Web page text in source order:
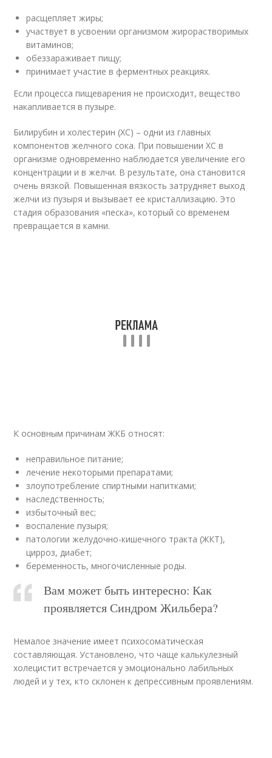
расщепляет жиры;
участвует в усвоении организмом жирорастворимых
витаминов;
обеззараживает пищу;
принимает участие в ферментных реакциях.
Если процесса пищеварения не происходит, вещество
накапливается в пузыре.
Билирубин и холестерин (ХС) – одни из главных
компонентов желчного сока. При повышении ХС в
организме одновременно наблюдается увеличение его
концентрации и в желчи. В результате, она становится
очень вязкой. Повышенная вязкость затрудняет выход
желчи из пузыря и вызывает ее кристаллизацию. Это
стадия образования «песка», который со временем
превращается в камни.
К основным причинам ЖКБ относят:
неправильное питание;
лечение некоторыми препаратами;
злоупотребление спиртными напитками;
наследственность;
избыточный вес;
воспаление пузыря;
патологии желудочно-кишечного тракта (ЖКТ),
цирроз, диабет;
беременность, многочисленные роды.
Вам может быть интересно: Как
проявляется Синдром Жильбера?
Немалое значение имеет психосоматическая
составляющая. Установлено, что чаще калькулезный
холецистит встречается у эмоционально лабильных
людей и у тех, кто склонен к депрессивным проявлениям.